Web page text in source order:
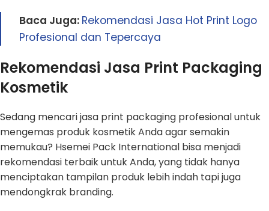
Baca Juga: Rekomendasi Jasa Hot Print Logo
Profesional dan Tepercaya
Rekomendasi Jasa Print Packaging
Kosmetik
Sedang mencari jasa print packaging profesional untuk
mengemas produk kosmetik Anda agar semakin
memukau? Hsemei Pack International bisa menjadi
rekomendasi terbaik untuk Anda, yang tidak hanya
menciptakan tampilan produk lebih indah tapi juga
mendongkrak branding.